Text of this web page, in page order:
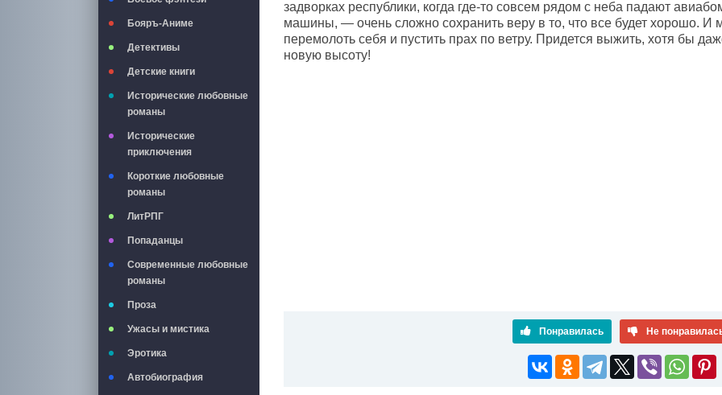
Бояръ-Аниме
Детективы
Детские книги
Исторические любовные
романы
Исторические
приключения
Короткие любовные
романы
ЛитРПГ
Попаданцы
Современные любовные
романы
Проза
Ужасы и мистика
Эротика
Автобиография
задворках республики, когда где-то совсем рядом с неба падают
машины, — очень сложно сохранить веру в то, что все будет хорошо. И
перемолоть себя и пустить прах по ветру. Придется выжить, хотя бы
новую высоту!
Понравилась Не